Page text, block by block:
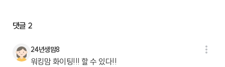
댓글 2
24년생맘8
워킹맘 화이팅!!! 할 수 있다!!